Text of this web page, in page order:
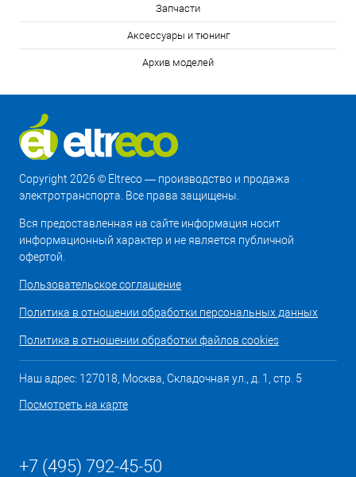
Запчасти
Аксессуары и тюнинг
Архив моделей
Copyright 2026 © Eltreco — производство и продажа
электротранспорта. Все права защищены.
Вся предоставленная на сайте информация носит
информационный характер и не является публичной
офертой.
Пользовательское соглашение
Политика в отношении обработки персональных данных
Политика в отношении обработки файлов cookies
Наш адрес: 127018, Москва, Складочная ул., д. 1, стр. 5
Посмотреть на карте
+7 (495) 792-45-50